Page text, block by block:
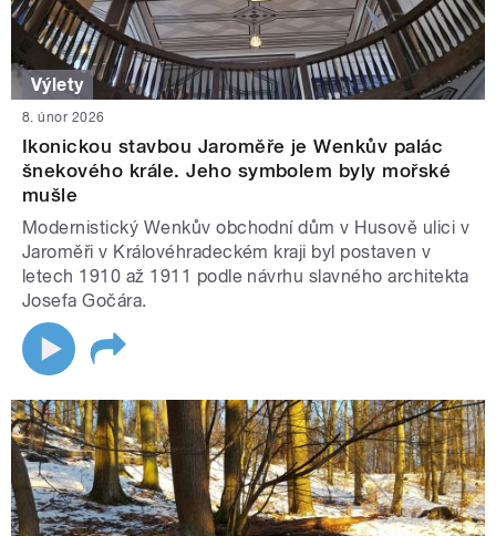
Výlety
8. únor 2026
Ikonickou stavbou Jaroměře je Wenkův palác
šnekového krále. Jeho symbolem byly mořské
mušle
Modernistický Wenkův obchodní dům v Husově ulici v
Jaroměři v Královéhradeckém kraji byl postaven v
letech 1910 až 1911 podle návrhu slavného architekta
Josefa Gočára.